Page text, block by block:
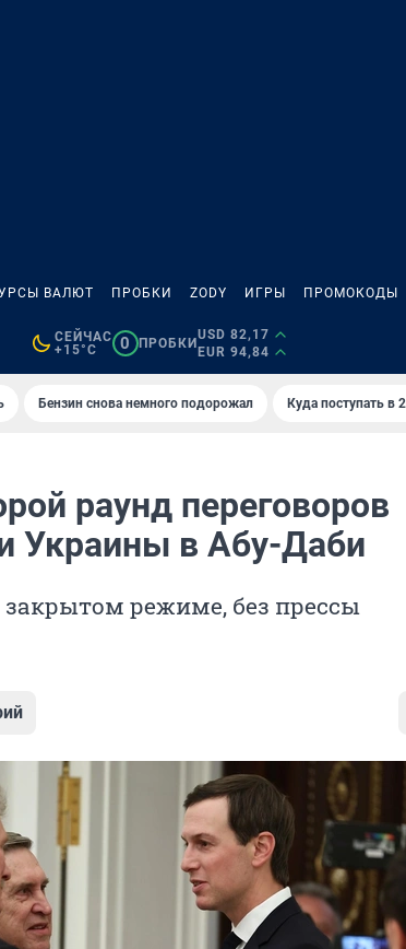
ВАЛЮТ ПРОБКИ ZODY ИГРЫ ПРОМОКОДЫ
СЕЙЧАС
+15°C
0 ПРОБКИ
USD 82,17
EUR 94,84
Бензин снова немного подорожал Куда поступать в
раунд переговоров
Украины в Абу-Даби
закрытом режиме, без прессы